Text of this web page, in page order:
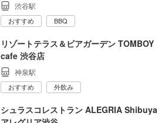
渋谷駅
おすすめ BBQ
リゾートテラス＆ビアガーデン TOMBOY
cafe 渋谷店
神泉駅
おすすめ 外飲み
シュラスコレストラン ALEGRIA Shibuya